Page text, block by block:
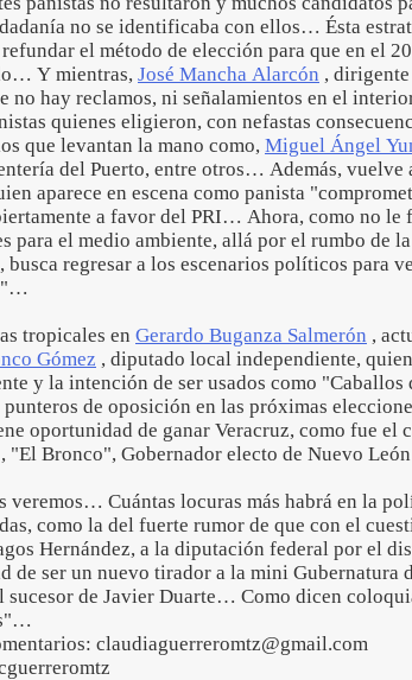
no se identificaba con ellos… Ésta
el método de elección para que en el
Y mientras, José Mancha Alarcón ,
no hay reclamos, ni señalamientos en el
quienes eligieron, con nefastas
que levantan la mano como, Miguel Ángel
del Puerto, entre otros… Además, vuelve
aparece en escena como panista
a favor del PRI… Ahora, como no le
para el medio ambiente, allá por el rumbo de
busca regresar a los escenarios políticos para
tropicales en Gerardo Buganza Salmerón ,
Gómez , diputado local independiente,
y la intención de ser usados como "Caballos
punteros de oposición en las próximas
oportunidad de ganar Veracruz, como fue el
, "El Bronco", Gobernador electo de Nuevo
veremos… Cuántas locuras más habrá en la
como la del fuerte rumor de que con el
Hernández, a la diputación federal por el
de ser un nuevo tirador a la mini Gubernatura
sucesor de Javier Duarte… Como dicen
claudiaguerreromtz@gmail.com